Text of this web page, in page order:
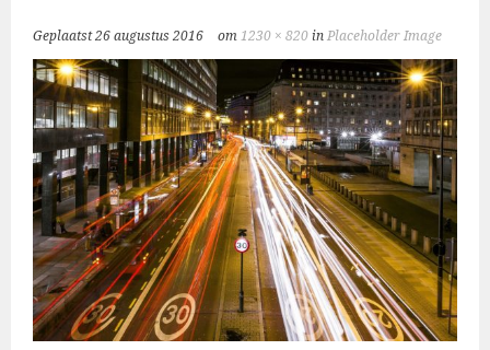
Geplaatst26 augustus 2016 om1230 × 820 inPlaceholder Image